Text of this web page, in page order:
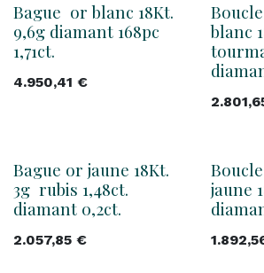
Bague or blanc 18Kt.
9,6g diamant 168pc
1,71ct.
4.950,41 €
blanc
Bague or jaune 18Kt.
3g rubis 1,48ct.
diamant 0,2ct.
2.057,85 €
jaune